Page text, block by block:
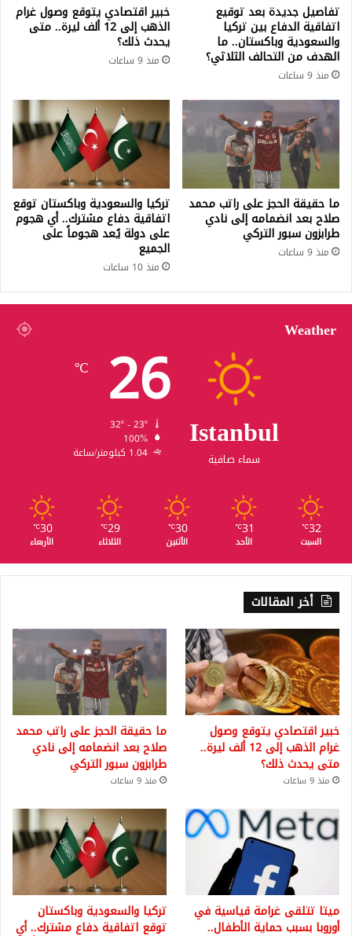
تفاصيل جديدة بعد توقيع
اتفاقية الدفاع بين تركيا
والسعودية وباكستان.. ما
الهدف من التحالف الثلاثي؟
منذ 9 ساعات
خبير اقتصادي يتوقع وصول غرام
الذهب إلى 12 ألف ليرة.. متى
يحدث ذلك؟
منذ 9 ساعات
ما حقيقة الحجز على راتب محمد
صلاح بعد انضمامه إلى نادي
طرابزون سبور التركي
منذ 9 ساعات
تركيا والسعودية وباكستان توقع
اتفاقية دفاع مشترك.. أي هجوم
على دولة يُعد هجوماً على
الجميع
منذ 10 ساعات
Weather
Istanbul
سماء صافية
26
℃
100%
1.04 كيلومتر/ساعة
32
℃
السبت
31
℃
الأحد
30
℃
الأثنين
29
℃
الثلاثاء
30
℃
الأربعاء
أخر المقالات
خبير اقتصادي يتوقع وصول
غرام الذهب إلى 12 ألف ليرة..
متى يحدث ذلك؟
منذ 9 ساعات
ما حقيقة الحجز على راتب محمد
صلاح بعد انضمامه إلى نادي
طرابزون سبور التركي
منذ 9 ساعات
ميتا تتلقى غرامة قياسية في
أوروبا بسبب حماية الأطفال..
تركيا والسعودية وباكستان
توقع اتفاقية دفاع مشترك.. أي